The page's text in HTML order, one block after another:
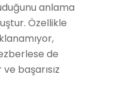
anlama
Özellikle
de
başarısız